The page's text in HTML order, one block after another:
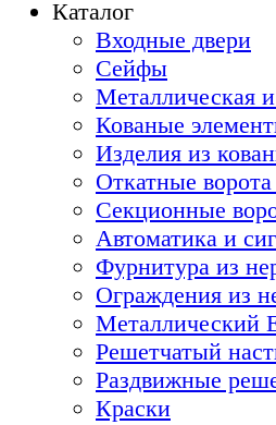
Каталог
Входные двери
Сейфы
Металлическая
Кованые
Изделия из
Откатные
Секционные
Автоматика и
Фурнитура из
Ограждения из
Металлический
Решетчатый
Раздвижные
Краски